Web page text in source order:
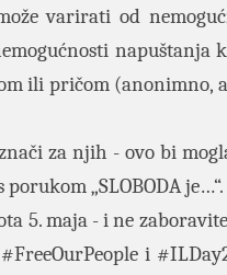
varirati od
napuštanja
ili pričom (anonimno,
za njih - ovo bi
„SLOBODA je…“.
5. maja - i ne
i